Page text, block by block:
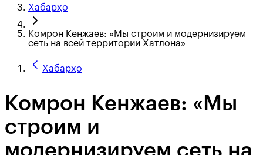
Хабарҳо
Комрон Кенжаев: «Мы строим и модернизируем
сеть на всей территории Хатлона»
Хабарҳо
Комрон Кенжаев: «Мы
строим и